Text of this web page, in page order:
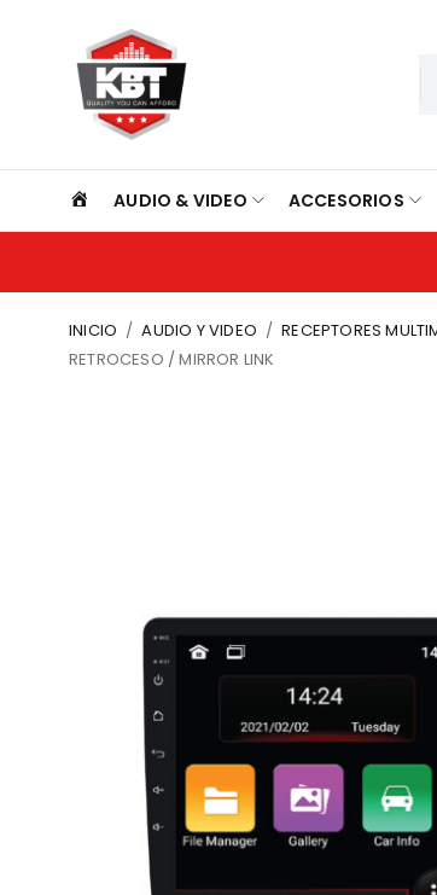
INICIO
AUDIO & VIDEO ACCESORIOS
INICIO / AUDIO Y VIDEO / RECEPTORES
RETROCESO / MIRROR LINK